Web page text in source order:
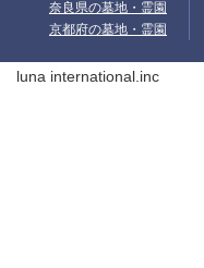
奈良県の墓地・霊園
京都府の墓地・霊園
luna international.inc